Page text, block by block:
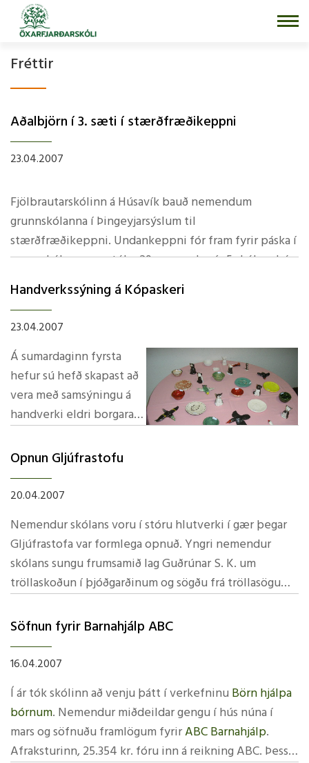
Fara
efni
Fréttir
Aðalbjörn í­ 3. sæti í­ stærðfræðikeppni
23.04.2007
Fjölbrautarskólinn á Húsavík bauð nemendum
grunnskólanna í Þingeyjarsýslum til
stærðfræðikeppni. Undankeppni fór fram fyrir páska í
grunnskólunum og tóku 29 nemendur úr 5 skólum þátt
í henni. Sl. laugardag kepptu 10 efstu úr
undankeppninni til úrslita í FSH. Við áttum þarna tvo
fulltrúa, þau Aðalbjörn og Ke. Aðalbjörn náði þeim
stolt af honum og óskum honum til hamingju með
árangurinn.
Handverkssýning á Kópaskeri
23.04.2007
Á sumardaginn fyrsta
hefur sú hefð skapast að
vera með samsýningu á
handverki eldri borgara
við skólann á Kópaskeri.
Erla Kristinsdóttir á heiðurinn af þessu framtaki og
hefur sýningin alltaf verið hin veglegasta.
Síðast liðinn fimmtudag var sýning á verkunum og var
margt glæsilegra hluta að sjá. Komu fjölmargir að líta á
afrakstur vetrarins og þáðu kaffi og meðlæti sem var í
Bakka og Íslensk-Ameríska.
Myndir af munum eru hérog vonandi bætast bráðlega
við fleiri myndir af verkum eldri borgaranna og frá
sýningunni sjálfri.
Opnun Gljúfrastofu
20.04.2007
Nemendur skólans voru í stóru hlutverki í gær þegar
Gljúfrastofa var formlega opnuð. Yngri nemendur
skólans sungu frumsamið lag Guðrúnar S. K. um
tröllaskoðun í þjóðgarðinum og sögðu frá tröllasögum
Aðalbjörn, Baldur, Friðbjörn, Kristveig og Íris úr
unglingadeild fóru með ýmsa texta um þjóðgarðinn og
sögðu frá þjóðgarðsskólaverkefninu. Síðan klipptu
umhverfisráðherra, á borðann inn í "hlöðuna" þar sem
sýningin er.
Myndir frá opnuninni eru hér.
Söfnun fyrir Barnahjálp ABC
16.04.2007
Í ár tók skólinn að venju þátt í verkefninu Börn hjálpa
bórnum. Nemendur miðdeildar gengu í hús núna í
mars og söfnuðu framlögum fyrirABC Barnahjálp.
Afraksturinn, 25.354 kr. fóru inn á reikning ABC. Þessir